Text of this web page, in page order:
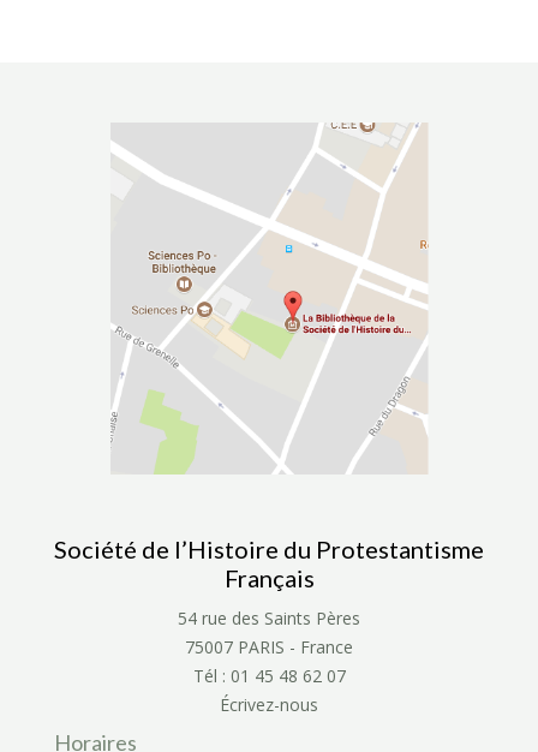
Société de l’Histoire du Protestantisme
Français
54 rue des Saints Pères
75007 PARIS - France
Tél : 01 45 48 62 07
Écrivez-nous
Horaires